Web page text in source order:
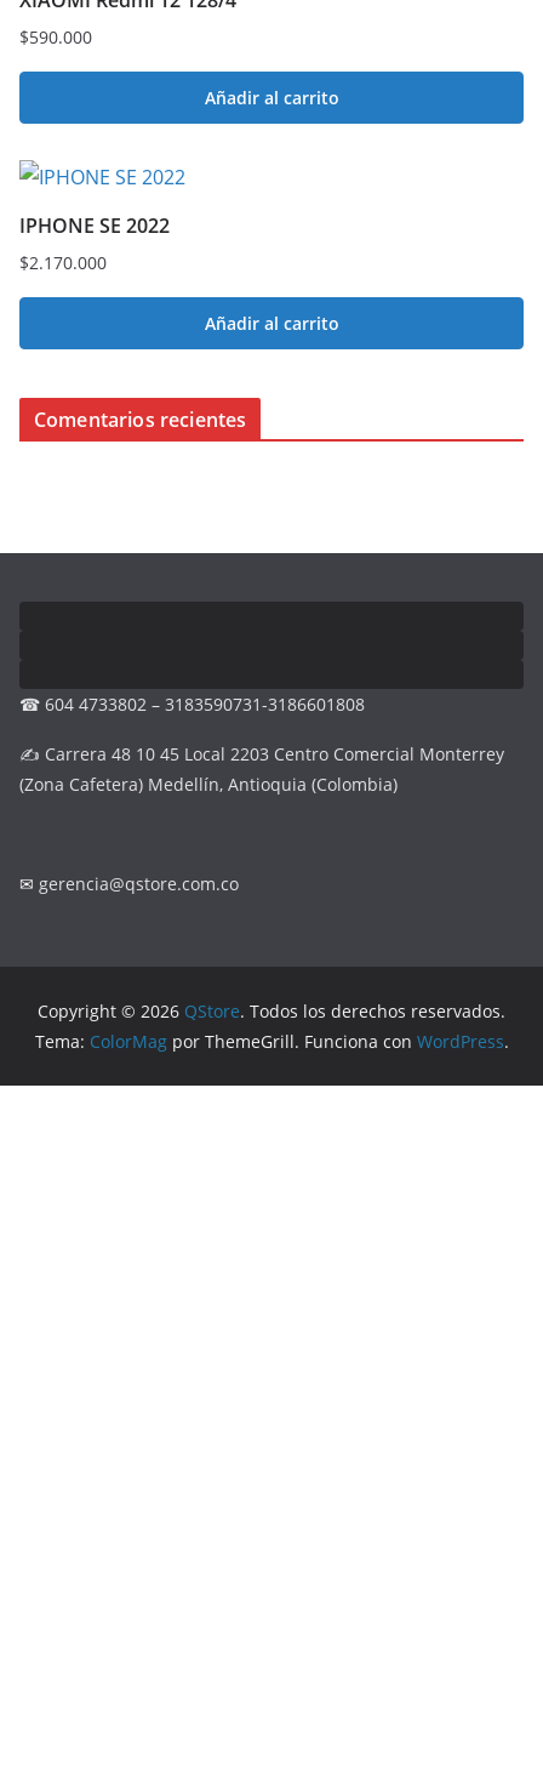
$590.000
Añadir al carrito
IPHONE SE 2022
$2.170.000
Añadir al carrito
Comentarios recientes
☎ 604 4733802 – 3183590731-3186601808
✍ Carrera 48 10 45 Local 2203 Centro Comercial Monterrey
(Zona Cafetera) Medellín, Antioquia (Colombia)
✉ gerencia@qstore.com.co
Copyright © 2026 QStore. Todos los derechos reservados.
Tema: ColorMagpor ThemeGrill. Funciona con WordPress.